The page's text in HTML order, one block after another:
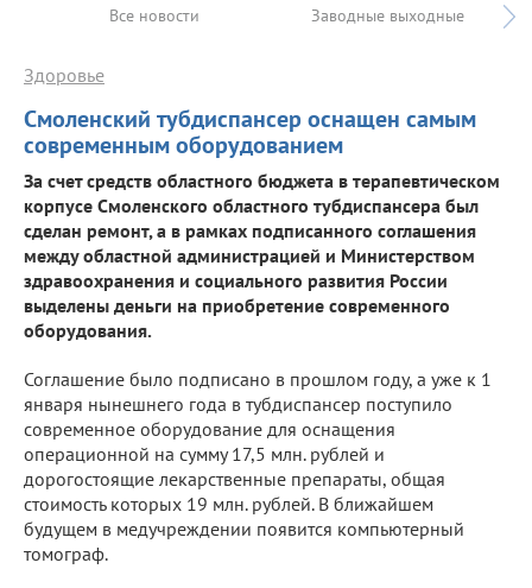
Все новости Заводные выходные
Смоленский тубдиспансер оснащен самым
современным оборудованием
Здоровье
За счет средств областного бюджета в терапевтическом
корпусе Смоленского областного тубдиспансера был
сделан ремонт, а в рамках подписанного соглашения
между областной администрацией и Министерством
здравоохранения и социального развития России
выделены деньги на приобретение современного
оборудования.
Соглашение было подписано в прошлом году, а уже к 1
января нынешнего года в тубдиспансер поступило
современное оборудование для оснащения
операционной на сумму 17,5 млн. рублей и
дорогостоящие лекарственные препараты, общая
стоимость которых 19 млн. рублей. В ближайшем
будущем в медучреждении появится компьютерный
томограф.